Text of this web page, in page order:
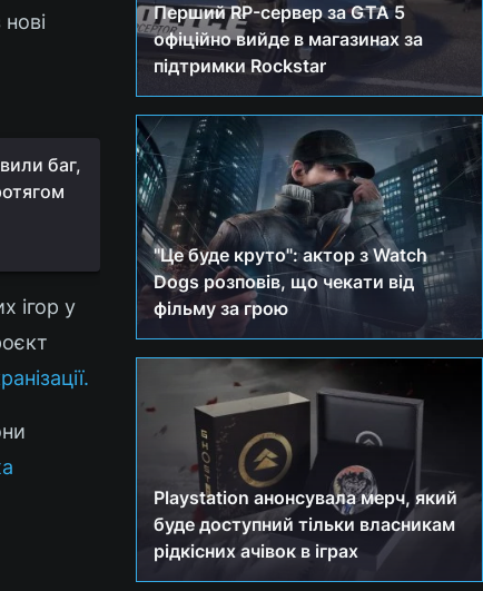
баг,
ігор у
Перший RP-сервер за GTA 5
офіційно вийде в магазинах за
підтримки Rockstar
"Це буде круто": актор з Watch
Dogs розповів, що чекати від
фільму за грою
Playstation анонсувала мерч, який
буде доступний тільки власникам
рідкісних ачівок в іграх